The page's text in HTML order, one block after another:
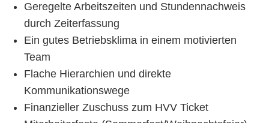
Geregelte Arbeitszeiten und Stundennachweis
durch Zeiterfassung
Ein gutes Betriebsklima in einem motivierten
Team
Flache Hierarchien und direkte
Kommunikationswege
Finanzieller Zuschuss zum HVV Ticket